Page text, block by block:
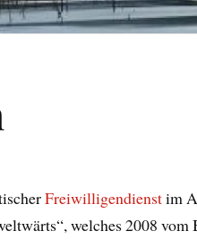
Freiwilligendienstim
welches 2008